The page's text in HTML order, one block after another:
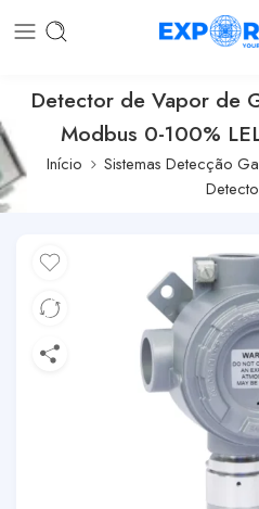
Detector de Vapor de
Modbus 0-100%
Início Sistemas Detecção